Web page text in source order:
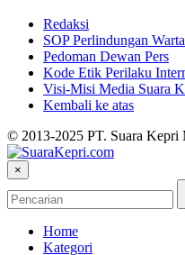
Redaksi
SOP Perlindungan
Pedoman Dewan Pers
Kode Etik Perilaku
Visi-Misi Media Suara
Kembali ke atas
© 2013-2025 PT. Suara Kepri
×
Home
Kategori